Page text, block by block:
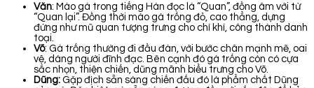
Văn: Mào gà trong tiếng Hán đọc là “Quan”, đồng âm với từ
“Quan lại”. Đồng thời mào gà trống đỏ, cao thẳng, dựng
đứng như mũ quan tượng trưng cho chí khí, công thành danh
toại.
Võ: Gà trống thường đi đầu đàn, với bước chân mạnh mẽ, oai
vệ, dáng người đĩnh đạc. Bên cạnh đó gà trống còn có cựa
sắc nhọn, thiện chiến, dũng mãnh biểu trưng cho Võ.
Dũng: Gặp địch sẵn sàng chiến đấu đó là phẩm chất Dũng